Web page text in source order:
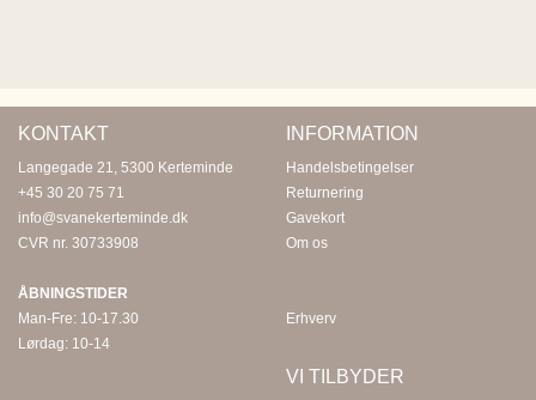
KONTAKT
Langegade 21, 5300 Kerteminde
+45 30 20 75 71
info@svanekerteminde.dk
CVR nr. 30733908
ÅBNINGSTIDER
Man-Fre: 10-17.30
Lørdag: 10-14
INFORMATION
Handelsbetingelser
Returnering
Gavekort
Om os
Erhverv
VI TILBYDER